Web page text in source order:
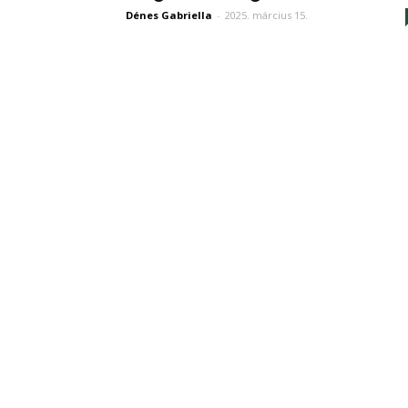
Dénes Gabriella - 2025. március 15.